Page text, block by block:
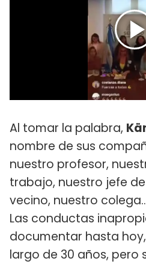
Al tomar la palabra,
nombre de sus
nuestro profesor,
trabajo, nuestro jefe
vecino, nuestro
Las conductas
documentar hasta
largo de 30 años, pero